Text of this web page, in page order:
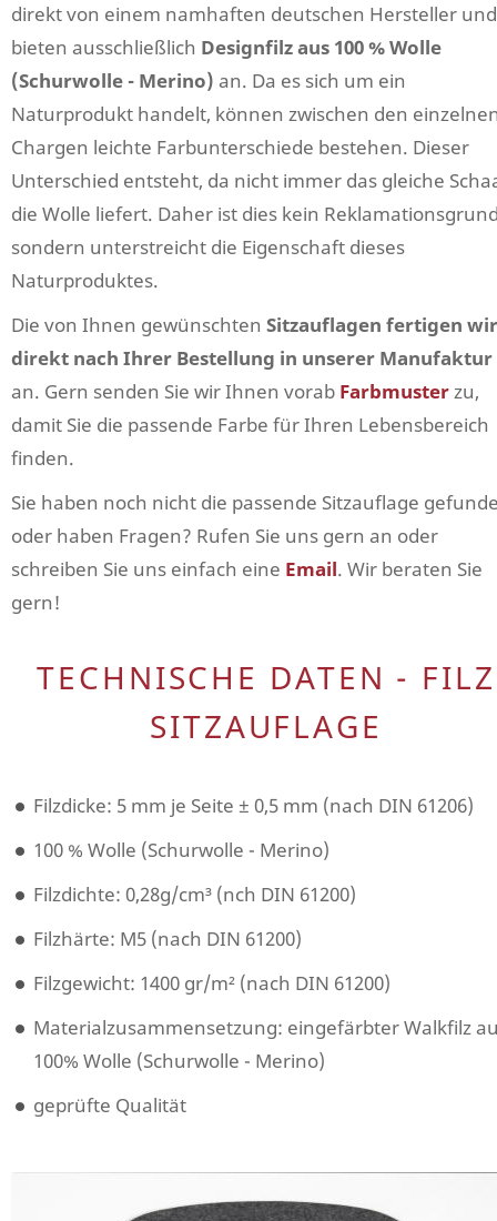
direkt von einem namhaften deutschen Hersteller und
bieten ausschließlich Designfilz aus 100 % Wolle
(Schurwolle - Merino) an. Da es sich um ein
Naturprodukt handelt, können zwischen den
Chargen leichte Farbunterschiede bestehen. Dieser
Unterschied entsteht, da nicht immer das gleiche
die Wolle liefert. Daher ist dies kein
sondern unterstreicht die Eigenschaft dieses
Naturproduktes.
Die von Ihnen gewünschten Sitzauflagen fertigen wir
direkt nach Ihrer Bestellung in unserer Manufaktur
an. Gern senden Sie wir Ihnen vorab Farbmusterzu,
damit Sie die passende Farbe für Ihren Lebensbereich
finden.
Sie haben noch nicht die passende Sitzauflage
oder haben Fragen? Rufen Sie uns gern an oder
schreiben Sie uns einfach eine Email. Wir beraten Sie
gern!
TECHNISCHE DATEN - FILZ
SITZAUFLAGE
Filzdicke: 5 mm je Seite ± 0,5 mm (nach DIN 61206)
100 % Wolle (Schurwolle - Merino)
Filzdichte: 0,28g/cm³ (nch DIN 61200)
Filzhärte: M5 (nach DIN 61200)
Filzgewicht: 1400 gr/m² (nach DIN 61200)
Materialzusammensetzung: eingefärbter Walkfilz
100% Wolle (Schurwolle - Merino)
geprüfte Qualität